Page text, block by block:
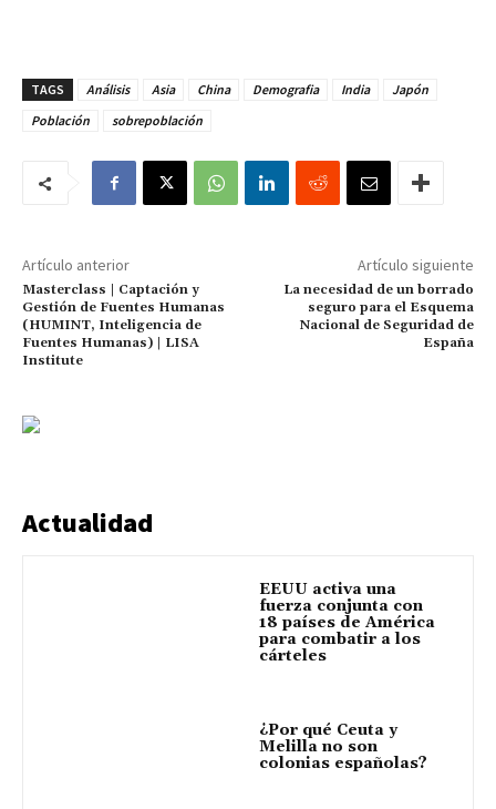
TAGS Análisis Asia China Demografia India
Japón
Población
sobrepoblación
Artículo anterior
Masterclass | Captación y
Gestión de Fuentes Humanas
(HUMINT, Inteligencia de
Fuentes Humanas) | LISA
Institute
Artículo siguiente
La necesidad de un borrado
seguro para el Esquema
Nacional de Seguridad de
España
Actualidad
EEUU activa una
fuerza conjunta con
18 países de América
para combatir a los
cárteles
¿Por qué Ceuta y
Melilla no son
colonias españolas?